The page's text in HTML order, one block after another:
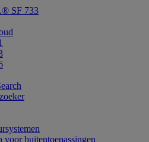
SF 733
voor buitentoepassingen